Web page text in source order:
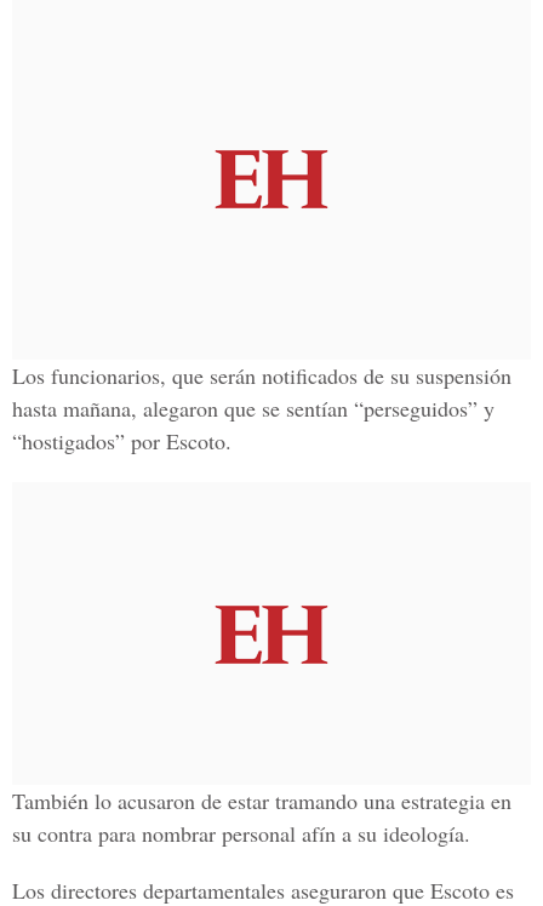
Los funcionarios, que serán notificados de su suspensión
hasta mañana, alegaron que se sentían “perseguidos” y
“hostigados” por Escoto.
También lo acusaron de estar tramando una estrategia en
su contra para nombrar personal afín a su ideología.
Los directores departamentales aseguraron que Escoto es